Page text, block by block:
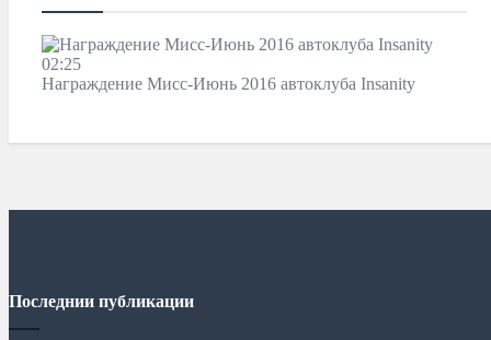
02:25
Награждение Мисс-Июнь 2016 автоклуба Insanity
Последнии публикации